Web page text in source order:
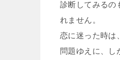
診断してみるの
れません。
恋に迷った時は
問題ゆえに、し